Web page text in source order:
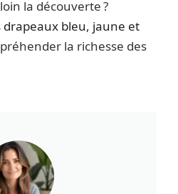
la découverte ?
drapeaux bleu, jaune et
la richesse des